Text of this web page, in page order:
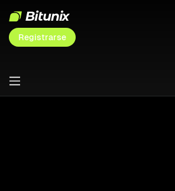
Registrarse